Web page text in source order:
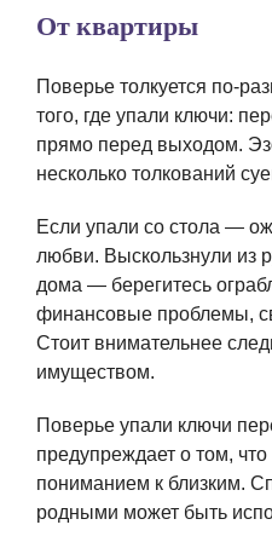
От квартиры
Поверье толкуется по-
того, где упали ключи:
прямо перед выходом.
несколько толкований
Если упали со стола —
любви. Выскользнули из
дома — берегитесь
финансовые проблемы,
Стоит внимательнее
имуществом.
Поверье упали ключи
предупреждает о том,
пониманием к близким.
родными может быть